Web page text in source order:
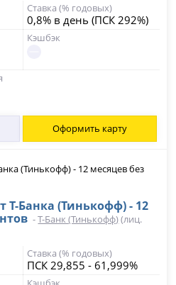
Ставка (% годовых)
0,8% в день (ПСК 292%)
Кэшбэк
Оформить карту
Т-Банка (Тинькофф) - 12
-Т-Банк (Тинькофф)(лиц.
Ставка (% годовых)
ПСК 29,855 - 61,999%